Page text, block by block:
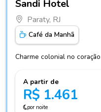
Sandi Hotel
Paraty, RJ
Café da Manhã
Charme colonial no
A partir de
R$ 1.461
por noite